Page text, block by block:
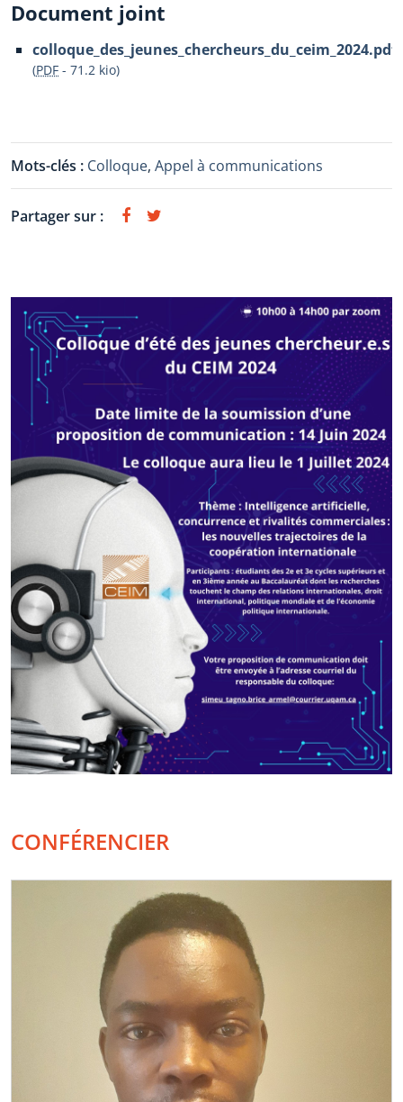
Document joint
colloque_des_jeunes_chercheurs_du_ceim_2024.pdf
(PDF - 71.2 kio)
Mots-clés : Colloque, Appel à communications
Partager sur :
CONFÉRENCIER